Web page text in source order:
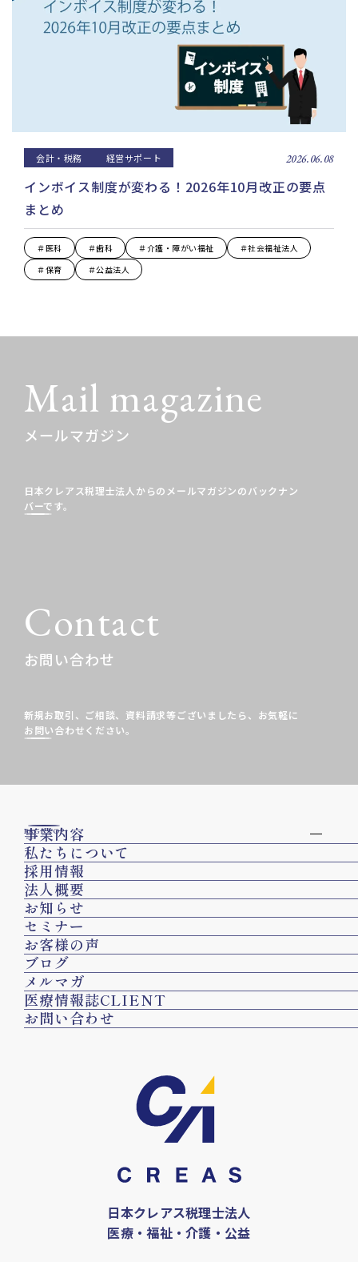
会計・税務 経営サポート 2026.06.08
インボイス制度が変わる！2026年10月改正の要点
まとめ
＃医科 ＃歯科 ＃介護・障がい福祉
＃社会福祉法人
＃保育
＃公益法人
Mail magazine
メールマガジン
日本クレアス税理士法人からのメールマガジンのバックナン
バーです。
Contact
お問い合わせ
新規お取引、ご相談、資料請求等ございましたら、 お気軽に
お問い合わせください。
日本クレアス税理士法人
医療・福祉・介護・公益
事業内容
私たちについて
採用情報
法人概要
お知らせ
セミナー
お客様の声
ブログ
メルマガ
医療情報誌CLIENT
お問い合わせ
PAGE TOP